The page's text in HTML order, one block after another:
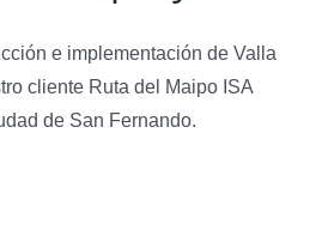
e implementación de Valla
cliente Ruta del Maipo ISA
de San Fernando.